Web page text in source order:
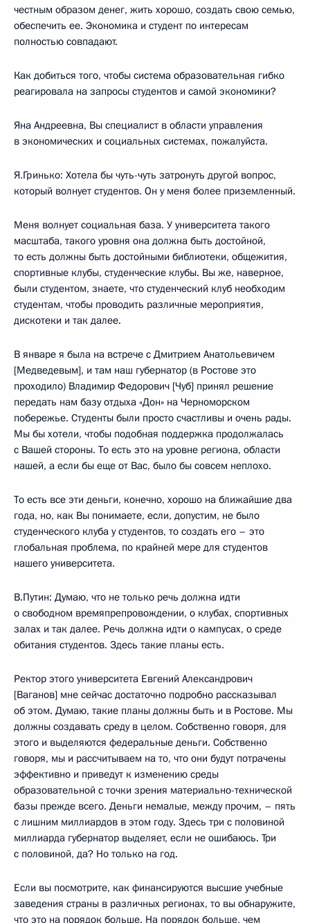
честным образом денег, жить хорошо, создать свою семью,
обеспечить ее. Экономика и студент по интересам
полностью совпадают.
Как добиться того, чтобы система образовательная гибко
реагировала на запросы студентов и самой экономики?
Яна Андреевна, Вы специалист в области управления
в экономических и социальных системах, пожалуйста.
Я.Гринько: Хотела бы чуть-чуть затронуть другой вопрос,
который волнует студентов. Он у меня более приземленный.
Меня волнует социальная база. У университета такого
масштаба, такого уровня она должна быть достойной,
то есть должны быть достойными библиотеки, общежития,
спортивные клубы, студенческие клубы. Вы же, наверное,
были студентом, знаете, что студенческий клуб необходим
студентам, чтобы проводить различные мероприятия,
дискотеки и так далее.
В январе я была на встрече с Дмитрием Анатольевичем
[Медведевым], и там наш губернатор (в Ростове это
проходило) Владимир Федорович [Чуб] принял решение
передать нам базу отдыха «Дон» на Черноморском
побережье. Студенты были просто счастливы и очень рады.
Мы бы хотели, чтобы подобная поддержка продолжалась
с Вашей стороны. То есть это на уровне региона, области
нашей, а если бы еще от Вас, было бы совсем неплохо.
То есть все эти деньги, конечно, хорошо на ближайшие два
года, но, как Вы понимаете, если, допустим, не было
студенческого клуба у студентов, то создать его – это
глобальная проблема, по крайней мере для студентов
нашего университета.
В.Путин: Думаю, что не только речь должна идти
о свободном времяпрепровождении, о клубах, спортивных
залах и так далее. Речь должна идти о кампусах, о среде
обитания студентов. Здесь такие планы есть.
Ректор этого университета Евгений Александрович
[Ваганов] мне сейчас достаточно подробно рассказывал
об этом. Думаю, такие планы должны быть и в Ростове. Мы
должны создавать среду в целом. Собственно говоря, для
этого и выделяются федеральные деньги. Собственно
говоря, мы и рассчитываем на то, что они будут потрачены
эффективно и приведут к изменению среды
образовательной с точки зрения материально-технической
базы прежде всего. Деньги немалые, между прочим, – пять
с лишним миллиардов в этом году. Здесь три с половиной
миллиарда губернатор выделяет, если не ошибаюсь. Три
с половиной, да? Но только на год.
Если вы посмотрите, как финансируются высшие учебные
заведения страны в различных регионах, то вы обнаружите,
что это на порядок больше. На порядок больше, чем